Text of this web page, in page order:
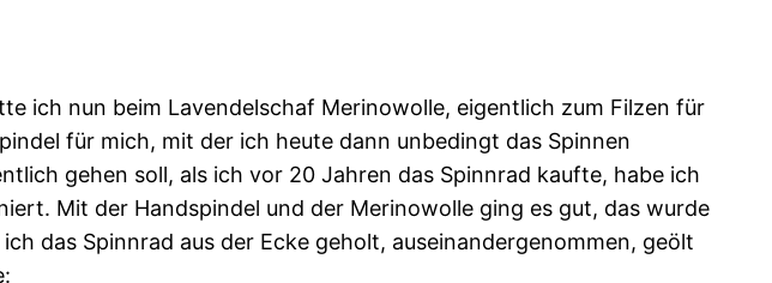
ich nun beim Lavendelschaf Merinowolle, eigentlich zum Filzen für
für mich, mit der ich heute dann unbedingt das Spinnen
gehen soll, als ich vor 20 Jahren das Spinnrad kaufte, habe ich
Mit der Handspindel und der Merinowolle ging es gut, das wurde
das Spinnrad aus der Ecke geholt, auseinandergenommen, geölt